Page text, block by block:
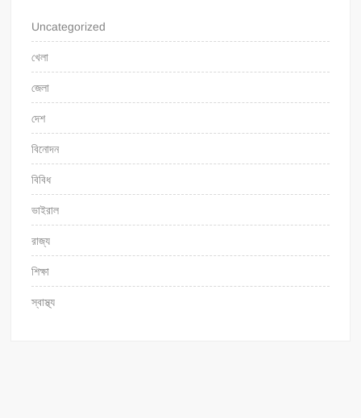
Uncategorized
খেলা
জেলা
দেশ
বিনোদন
বিবিধ
ভাইরাল
রাজ্য
শিক্ষা
স্বাস্থ্য